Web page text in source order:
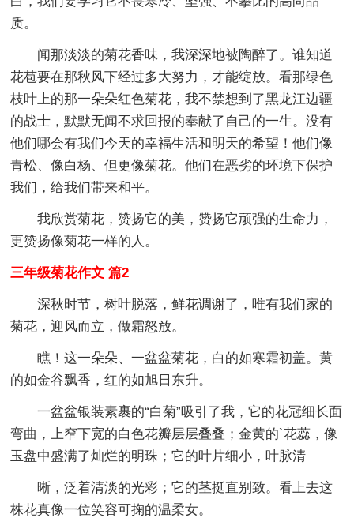
质。
闻那淡淡的菊花香味，我深深地被陶醉了。谁知道
花苞要在那秋风下经过多大努力，才能绽放。看那绿色
枝叶上的那一朵朵红色菊花，我不禁想到了黑龙江边疆
的战士，默默无闻不求回报的奉献了自己的一生。没有
他们哪会有我们今天的幸福生活和明天的希望！他们像
青松、像白杨、但更像菊花。他们在恶劣的环境下保护
我们，给我们带来和平。
我欣赏菊花，赞扬它的美，赞扬它顽强的生命力，
更赞扬像菊花一样的人。
三年级菊花作文 篇2
深秋时节，树叶脱落，鲜花调谢了，唯有我们家的
菊花，迎风而立，做霜怒放。
瞧！这一朵朵、一盆盆菊花，白的如寒霜初盖。黄
的如金谷飘香，红的如旭日东升。
一盆盆银装素裹的“白菊”吸引了我，它的花冠细长面
弯曲，上窄下宽的白色花瓣层层叠叠；金黄的`花蕊，像
玉盘中盛满了灿烂的明珠；它的叶片细小，叶脉清
晰，泛着清淡的光彩；它的茎挺直别致。看上去这
株花真像一位笑容可掬的温柔女。